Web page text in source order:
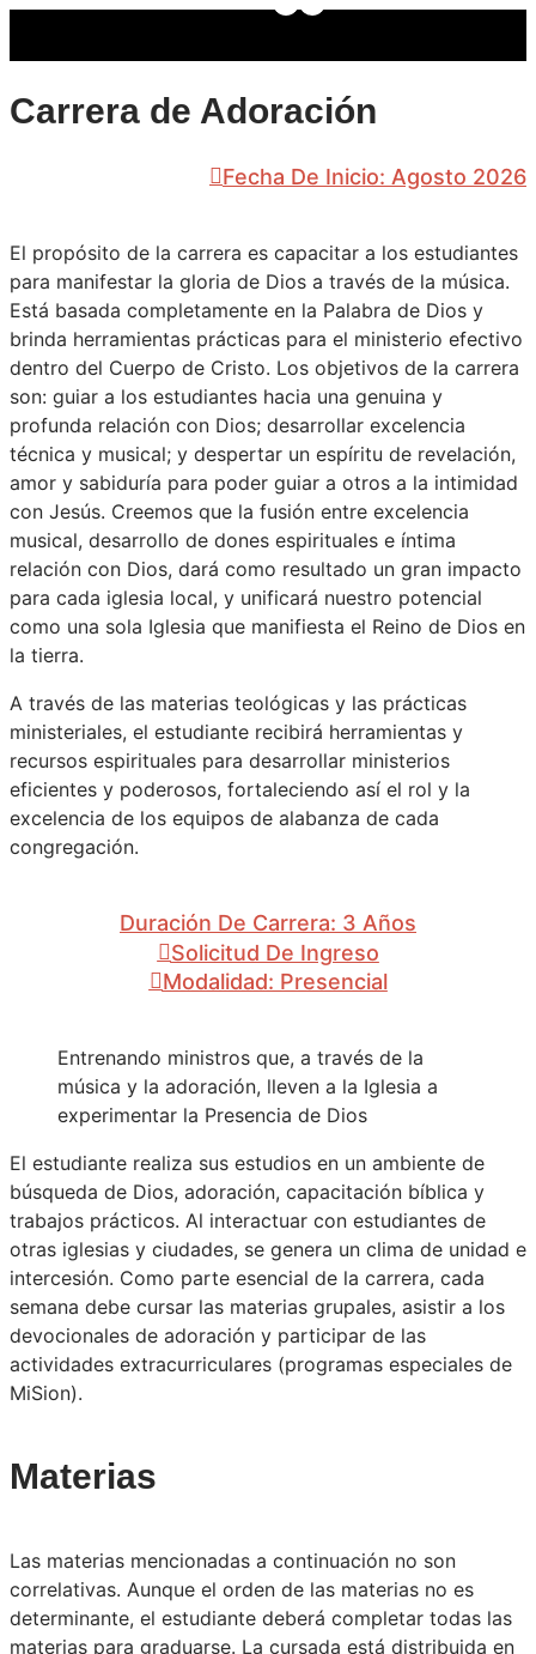
Carrera de Adoración
Fecha De Inicio: Agosto​ 2026
El propósito de la carrera es capacitar a los estudiantes
para manifestar la gloria de Dios a través de la música.
Está basada completamente en la Palabra de Dios y
brinda herramientas prácticas para el ministerio efectivo
dentro del Cuerpo de Cristo. Los objetivos de la carrera
son: guiar a los estudiantes hacia una genuina y
profunda relación con Dios; desarrollar excelencia
técnica y musical; y despertar un espíritu de revelación,
amor y sabiduría para poder guiar a otros a la intimidad
con Jesús. Creemos que la fusión entre excelencia
musical, desarrollo de dones espirituales e íntima
relación con Dios, dará como resultado un gran impacto
para cada iglesia local, y unificará nuestro potencial
como una sola Iglesia que manifiesta el Reino de Dios en
la tierra.
A través de las materias teológicas y las prácticas
ministeriales, el estudiante recibirá herramientas y
recursos espirituales para desarrollar ministerios
eficientes y poderosos, fortaleciendo así el rol y la
excelencia de los equipos de alabanza de cada
congregación.
Duración De Carrera: 3 Años
Solicitud De Ingreso
Modalidad: Presencial
Entrenando ministros que, a través de la
música y la adoración, lleven a la Iglesia a
experimentar la Presencia de Dios
El estudiante realiza sus estudios en un ambiente de
búsqueda de Dios, adoración, capacitación bíblica y
trabajos prácticos. Al interactuar con estudiantes de
otras iglesias y ciudades, se genera un clima de unidad e
intercesión. Como parte esencial de la carrera, cada
semana debe cursar las materias grupales, asistir a los
devocionales de adoración y participar de las
actividades extracurriculares (programas especiales de
MiSion).
Materias
Las materias mencionadas a continuación no son
correlativas. Aunque el orden de las materias no es
determinante, el estudiante deberá completar todas las
materias para graduarse. La cursada está distribuida en